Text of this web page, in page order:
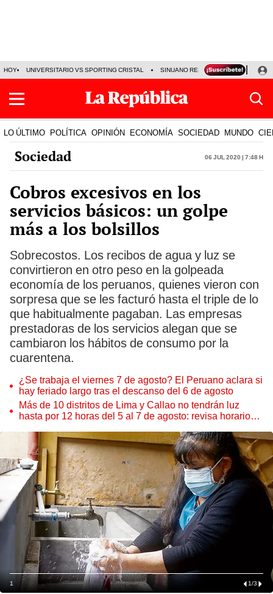
HOY UNIVERSITARIO VS SPORTING CRISTAL SINUANO RESULTADOS HOY
LO ÚLTIMO POLÍTICA OPINIÓN ECONOMÍA SOCIEDAD MUNDO
Sociedad 06 Jul 2020 | 7:48 h
Cobros excesivos en los
servicios básicos: un golpe
más a los bolsillos
Sobrecostos. Los recibos de agua y luz se
convirtieron en otro peso en la golpeada
economía de los peruanos, quienes vieron con
sorpresa que se les facturó hasta el triple de lo
que habitualmente pagaban. Las empresas
prestadoras de los servicios alegan que se
cambiaron los hábitos de consumo por la
cuarentena.
¿Se trabaja el viernes 7 de agosto? El Peruano aclara si
hay feriado largo tras el descanso del 6 de agosto
Más de 10 distritos de Lima y Callao no tendrán luz
hasta por 12 horas del 5 al 7 de agosto: revisa horarios y
1 1/3